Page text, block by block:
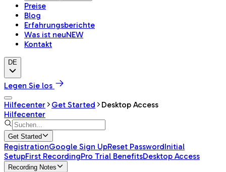
Preise
Blog
Erfahrungsberichte
Was ist neuNEW
Kontakt
DE
Legen Sie los
Hilfecenter
Get Started
Desktop Access
Hilfecenter
Get Started
RegistrationGoogle Sign UpReset PasswordInitial
SetupFirst RecordingPro Trial BenefitsDesktop Access
Recording Notes